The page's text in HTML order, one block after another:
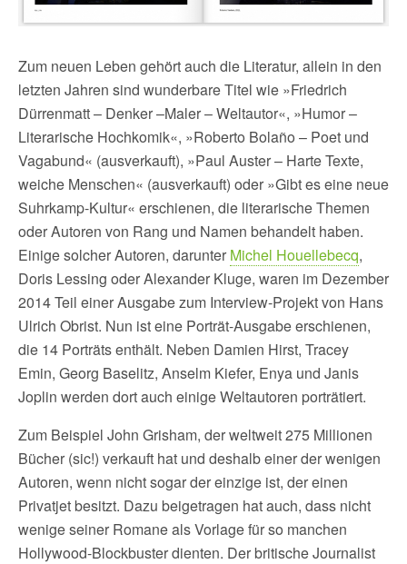
Zum neuen Leben gehört auch die Literatur, allein in den
letzten Jahren sind wunderbare Titel wie »Friedrich
Dürrenmatt – Denker –Maler – Weltautor«, »Humor –
Literarische Hochkomik«, »Roberto Bolaño – Poet und
Vagabund« (ausverkauft), »Paul Auster – Harte Texte,
weiche Menschen« (ausverkauft) oder »Gibt es eine neue
Suhrkamp-Kultur« erschienen, die literarische Themen
oder Autoren von Rang und Namen behandelt haben.
Einige solcher Autoren, darunter Michel Houellebecq,
Doris Lessing oder Alexander Kluge, waren im Dezember
2014 Teil einer Ausgabe zum Interview-Projekt von Hans
Ulrich Obrist. Nun ist eine Porträt-Ausgabe erschienen,
die 14 Porträts enthält. Neben Damien Hirst, Tracey
Emin, Georg Baselitz, Anselm Kiefer, Enya und Janis
Joplin werden dort auch einige Weltautoren porträtiert.
Zum Beispiel John Grisham, der weltweit 275 Millionen
Bücher (sic!) verkauft hat und deshalb einer der wenigen
Autoren, wenn nicht sogar der einzige ist, der einen
Privatjet besitzt. Dazu beigetragen hat auch, dass nicht
wenige seiner Romane als Vorlage für so manchen
Hollywood-Blockbuster dienten. Der britische Journalist